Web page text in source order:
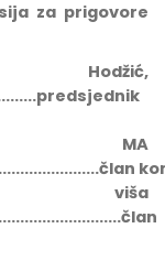
za prigovore
Hodžić,
MA
viša